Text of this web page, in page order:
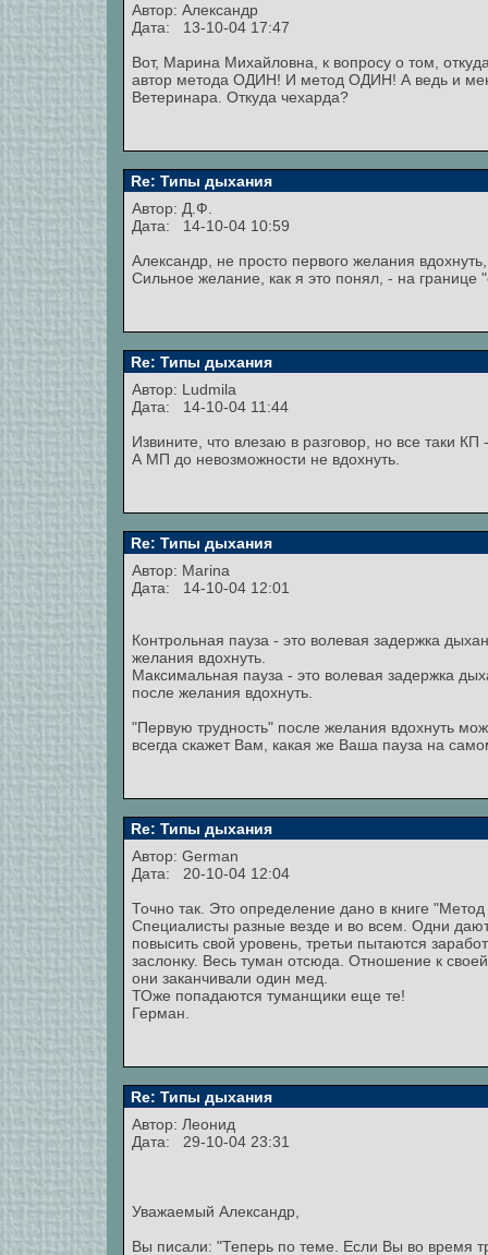
Автор: Александр
Дата: 13-10-04 17:47
Вот, Марина Михайловна, к вопросу о том,
автор метода ОДИН! И метод ОДИН! А ведь и
Ветеринара. Откуда чехарда?
Re: Типы дыхания
Автор: Д.Ф.
Дата: 14-10-04 10:59
Александр, не просто первого желания
Сильное желание, как я это понял, - на границе
Re: Типы дыхания
Автор: Ludmila
Дата: 14-10-04 11:44
Извините, что влезаю в разговор, но все таки
А МП до невозможности не вдохнуть.
Re: Типы дыхания
Автор: Marina
Дата: 14-10-04 12:01
Контрольная пауза - это волевая задержка
желания вдохнуть.
Максимальная пауза - это волевая задержка
после желания вдохнуть.
"Первую трудность" после желания вдохнуть
всегда скажет Вам, какая же Ваша пауза на
Re: Типы дыхания
Автор: German
Дата: 20-10-04 12:04
Точно так. Это определение дано в книге
Специалисты разные везде и во всем. Одни
повысить свой уровень, третьи пытаются
заслонку. Весь туман отсюда. Отношение к
они заканчивали один мед.
ТОже попадаются туманщики еще те!
Герман.
Re: Типы дыхания
Автор: Леонид
Дата: 29-10-04 23:31
Уважаемый Александр,
Вы писали: "Теперь по теме. Если Вы во время